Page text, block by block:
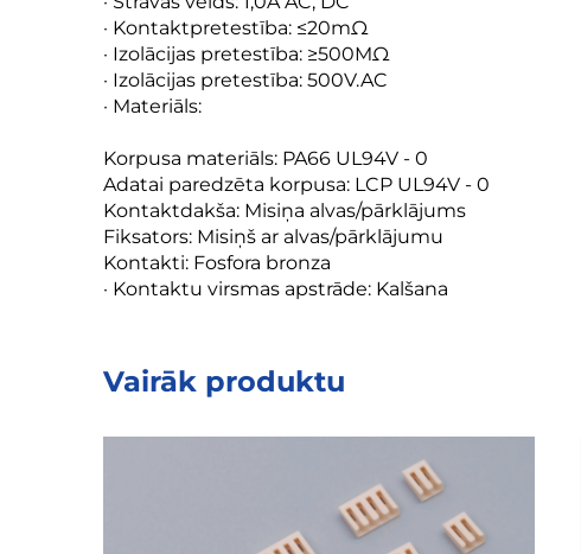
· Kontaktpretestība: ≤20mΩ
· Izolācijas pretestība: ≥500MΩ
· Izolācijas pretestība: 500V.AC
· Materiāls:
Korpusa materiāls: PA66 UL94V - 0
Adatai paredzēta korpusa: LCP UL94V - 0
Kontaktdakša: Misiņa alvas/pārklājums
Fiksators: Misiņš ar alvas/pārklājumu
Kontakti: Fosfora bronza
· Kontaktu virsmas apstrāde: Kalšana
Vairāk produktu